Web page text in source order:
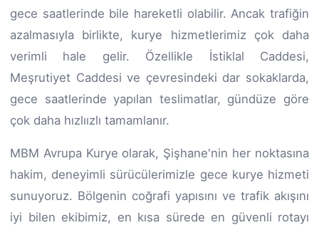
gece saatlerinde bile hareketli olabilir. Ancak trafiğin
azalmasıyla birlikte, kurye hizmetlerimiz çok daha
verimli hale gelir. Özellikle İstiklal Caddesi,
Meşrutiyet Caddesi ve çevresindeki dar sokaklarda,
gece saatlerinde yapılan teslimatlar, gündüze göre
çok daha hızlıızlı tamamlanır.
MBM Avrupa Kurye olarak, Şişhane'nin her noktasına
hakim, deneyimli sürücülerimizle gece kurye hizmeti
sunuyoruz. Bölgenin coğrafi yapısını ve trafik akışını
iyi bilen ekibimiz, en kısa sürede en güvenli rotayı